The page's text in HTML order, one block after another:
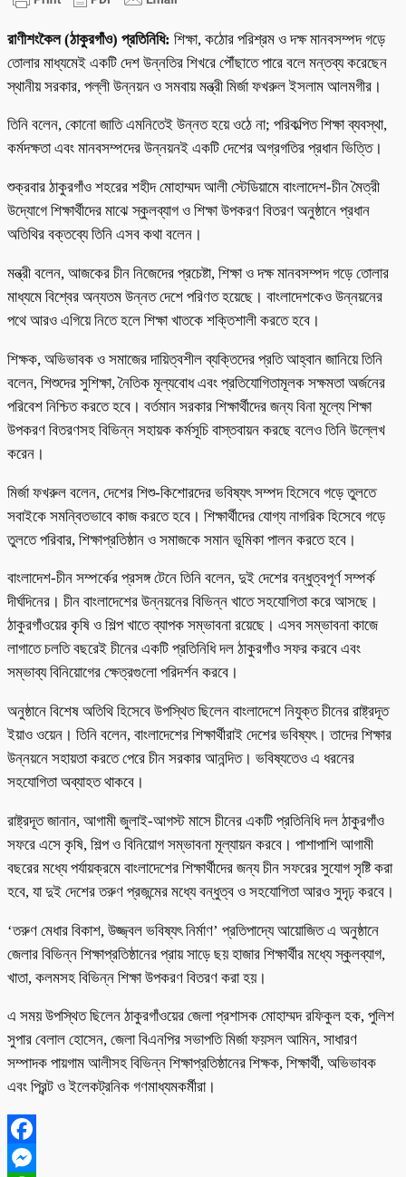
রাণীশংকৈল (ঠাকুরগাঁও) প্রতিনিধি: শিক্ষা, কঠোর পরিশ্রম ও দক্ষ মানবসম্পদ গড়ে
তোলার মাধ্যমেই একটি দেশ উন্নতির শিখরে পৌঁছাতে পারে বলে মন্তব্য করেছেন
স্থানীয় সরকার, পল্লী উন্নয়ন ও সমবায় মন্ত্রী মির্জা ফখরুল ইসলাম আলমগীর।
তিনি বলেন, কোনো জাতি এমনিতেই উন্নত হয়ে ওঠে না; পরিকল্পিত শিক্ষা ব্যবস্থা,
কর্মদক্ষতা এবং মানবসম্পদের উন্নয়নই একটি দেশের অগ্রগতির প্রধান ভিত্তি।
শুক্রবার ঠাকুরগাঁও শহরের শহীদ মোহাম্মদ আলী স্টেডিয়ামে বাংলাদেশ-চীন মৈত্রী
উদ্যোগে শিক্ষার্থীদের মাঝে স্কুলব্যাগ ও শিক্ষা উপকরণ বিতরণ অনুষ্ঠানে প্রধান
অতিথির বক্তব্যে তিনি এসব কথা বলেন।
মন্ত্রী বলেন, আজকের চীন নিজেদের প্রচেষ্টা, শিক্ষা ও দক্ষ মানবসম্পদ গড়ে তোলার
মাধ্যমে বিশ্বের অন্যতম উন্নত দেশে পরিণত হয়েছে। বাংলাদেশকেও উন্নয়নের
পথে আরও এগিয়ে নিতে হলে শিক্ষা খাতকে শক্তিশালী করতে হবে।
শিক্ষক, অভিভাবক ও সমাজের দায়িত্বশীল ব্যক্তিদের প্রতি আহ্বান জানিয়ে তিনি
বলেন, শিশুদের সুশিক্ষা, নৈতিক মূল্যবোধ এবং প্রতিযোগিতামূলক সক্ষমতা অর্জনের
পরিবেশ নিশ্চিত করতে হবে। বর্তমান সরকার শিক্ষার্থীদের জন্য বিনা মূল্যে শিক্ষা
উপকরণ বিতরণসহ বিভিন্ন সহায়ক কর্মসূচি বাস্তবায়ন করছে বলেও তিনি উল্লেখ
করেন।
মির্জা ফখরুল বলেন, দেশের শিশু-কিশোরদের ভবিষ্যৎ সম্পদ হিসেবে গড়ে তুলতে
সবাইকে সমন্বিতভাবে কাজ করতে হবে। শিক্ষার্থীদের যোগ্য নাগরিক হিসেবে গড়ে
তুলতে পরিবার, শিক্ষাপ্রতিষ্ঠান ও সমাজকে সমান ভূমিকা পালন করতে হবে।
বাংলাদেশ-চীন সম্পর্কের প্রসঙ্গ টেনে তিনি বলেন, দুই দেশের বন্ধুত্বপূর্ণ সম্পর্ক
দীর্ঘদিনের। চীন বাংলাদেশের উন্নয়নের বিভিন্ন খাতে সহযোগিতা করে আসছে।
ঠাকুরগাঁওয়ের কৃষি ও শিল্প খাতে ব্যাপক সম্ভাবনা রয়েছে। এসব সম্ভাবনা কাজে
লাগাতে চলতি বছরেই চীনের একটি প্রতিনিধি দল ঠাকুরগাঁও সফর করবে এবং
সম্ভাব্য বিনিয়োগের ক্ষেত্রগুলো পরিদর্শন করবে।
অনুষ্ঠানে বিশেষ অতিথি হিসেবে উপস্থিত ছিলেন বাংলাদেশে নিযুক্ত চীনের রাষ্ট্রদূত
ইয়াও ওয়েন। তিনি বলেন, বাংলাদেশের শিক্ষার্থীরাই দেশের ভবিষ্যৎ। তাদের শিক্ষার
উন্নয়নে সহায়তা করতে পেরে চীন সরকার আনন্দিত। ভবিষ্যতেও এ ধরনের
সহযোগিতা অব্যাহত থাকবে।
রাষ্ট্রদূত জানান, আগামী জুলাই-আগস্ট মাসে চীনের একটি প্রতিনিধি দল ঠাকুরগাঁও
সফরে এসে কৃষি, শিল্প ও বিনিয়োগ সম্ভাবনা মূল্যায়ন করবে। পাশাপাশি আগামী
বছরের মধ্যে পর্যায়ক্রমে বাংলাদেশের শিক্ষার্থীদের জন্য চীন সফরের সুযোগ সৃষ্টি করা
হবে, যা দুই দেশের তরুণ প্রজন্মের মধ্যে বন্ধুত্ব ও সহযোগিতা আরও সুদৃঢ় করবে।
‘তরুণ মেধার বিকাশ, উজ্জ্বল ভবিষ্যৎ নির্মাণ’ প্রতিপাদ্যে আয়োজিত এ অনুষ্ঠানে
জেলার বিভিন্ন শিক্ষাপ্রতিষ্ঠানের প্রায় সাড়ে ছয় হাজার শিক্ষার্থীর মধ্যে স্কুলব্যাগ,
খাতা, কলমসহ বিভিন্ন শিক্ষা উপকরণ বিতরণ করা হয়।
এ সময় উপস্থিত ছিলেন ঠাকুরগাঁওয়ের জেলা প্রশাসক মোহাম্মদ রফিকুল হক, পুলিশ
সুপার বেলাল হোসেন, জেলা বিএনপির সভাপতি মির্জা ফয়সল আমিন, সাধারণ
সম্পাদক পায়গাম আলীসহ বিভিন্ন শিক্ষাপ্রতিষ্ঠানের শিক্ষক, শিক্ষার্থী, অভিভাবক
এবং প্রিন্ট ও ইলেকট্রনিক গণমাধ্যমকর্মীরা।
Facebook